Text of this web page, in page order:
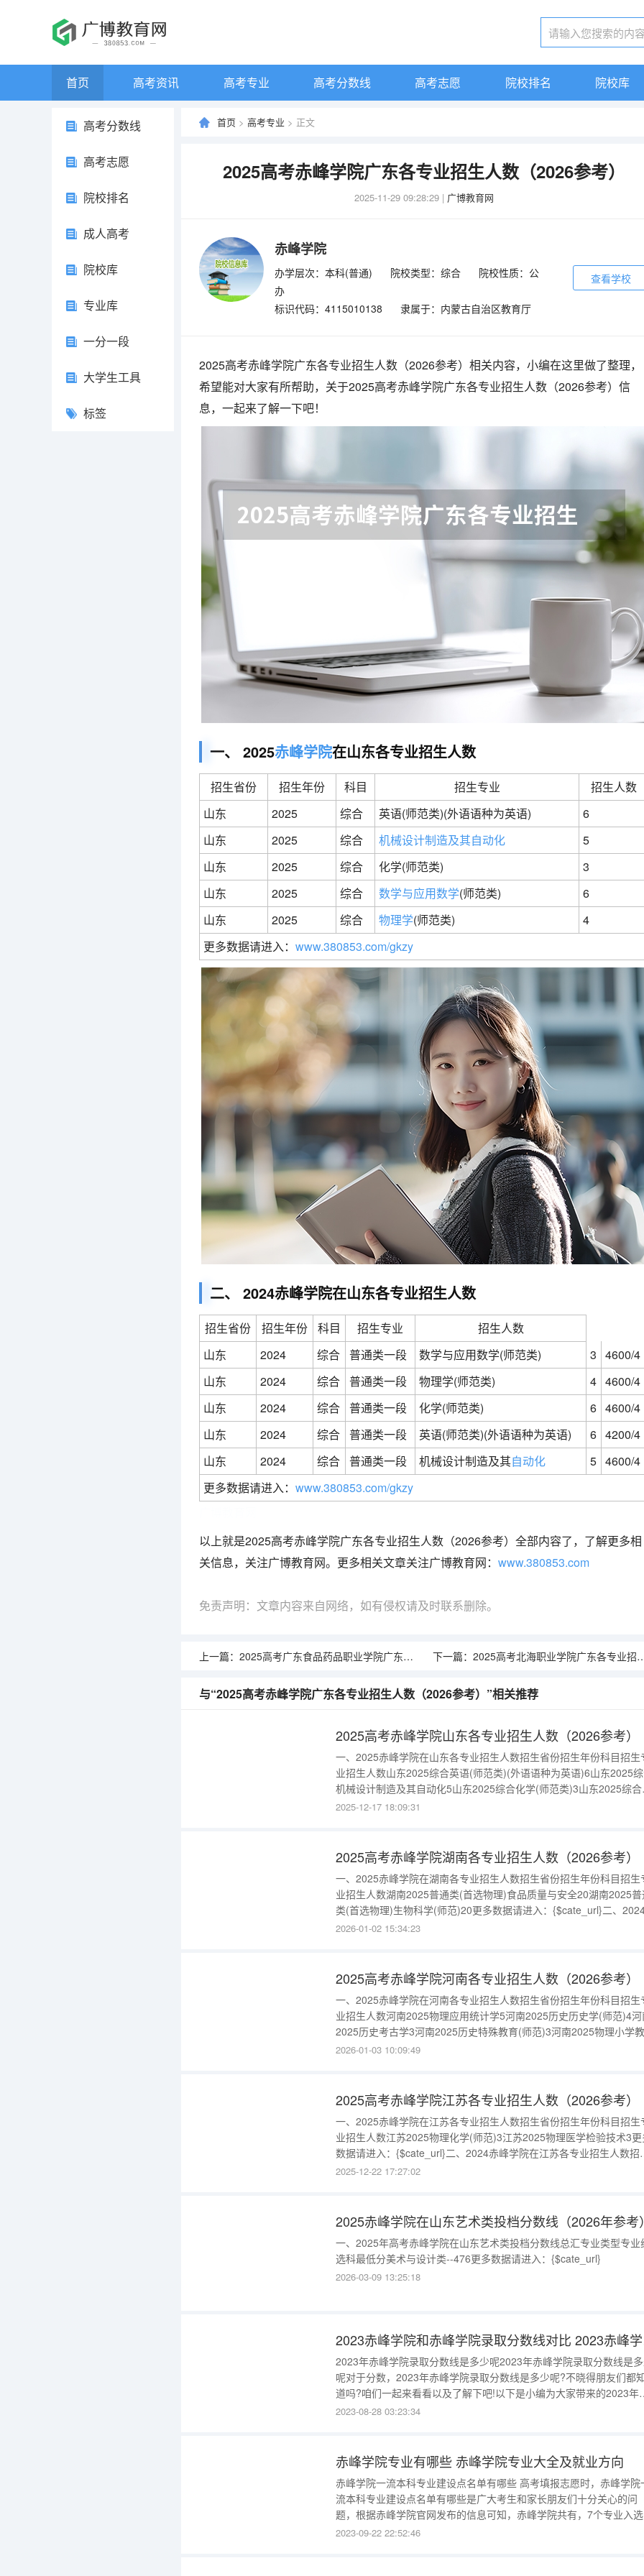
首页 高考资讯 高考专业 高考分数线 高考志愿 院校排名 院校库
高考分数线
高考志愿
院校排名
成人高考
院校库
专业库
一分一段
大学生工具
标签
首页 > 高考专业 > 正文
2025高考赤峰学院广东各专业招生人数（2026参考）
2025-11-29 09:28:29 | 广博教育网
赤峰学院
办学层次：本科(普通) 院校类型：综合
院校性质：公
办
标识代码：4115010138
隶属于：内蒙古自治区教育厅
查看学校
2025高考赤峰学院广东各专业招生人数（2026参考）相关内容，小编在这里做了整理，
希望能对大家有所帮助，关于2025高考赤峰学院广东各专业招生人数（2026参考）信
息，一起来了解一下吧！
一、 2025赤峰学院在山东各专业招生人数
招生省份 招生年份 科目 招生专业
招生人数
山东
2025 综合 英语(师范类)(外语语种为英语)
6
山东
2025 综合 机械设计制造及其自动化
5
山东
2025 综合 化学(师范类)
3
山东
2025 综合 数学与应用数学(师范类)
6
山东
2025 综合 物理学(师范类)
4
更多数据请进入： www.380853.com/gkzy
二、 2024赤峰学院在山东各专业招生人数
招生省份 招生年份 科目 招生专业
招生人数
山东
2024 综合 普通类一段 数学与应用数学(师范类) 3 4600/4
山东
2024 综合 普通类一段 物理学(师范类) 4 4600/4
山东
2024 综合 普通类一段 化学(师范类) 6 4600/4
山东
2024 综合 普通类一段 英语(师范类)(外语语种为英语) 6 4200/4
山东
2024 综合 普通类一段 机械设计制造及其自动化 5 4600/4
更多数据请进入： www.380853.com/gkzy
以上就是2025高考赤峰学院广东各专业招生人数（2026参考）全部内容了，了解更多相
关信息，关注广博教育网。更多相关文章关注广博教育网： www.380853.com
免责声明：文章内容来自网络，如有侵权请及时联系删除。
上一篇： 2025高考广东食品药品职业学院广东各专业招生人数（2026参考） 下一篇： 2025高考北海职业学院广东各专业招生人数（2026参考）
与“2025高考赤峰学院广东各专业招生人数（2026参考）”相关推荐
2025高考赤峰学院山东各专业招生人数（2026参考）
一、2025赤峰学院在山东各专业招生人数招生省份招生年份科目招生
业招生人数山东2025综合英语(师范类)(外语语种为英语)6山东2025
机械设计制造及其自动化5山东2025综合化学(师范类)3山东2025综合
学与应用数学(师范类)6山东2025综合物理学(师范类)4更多数据请进
2025-12-17 18:09:31
2025高考赤峰学院湖南各专业招生人数（2026参考）
一、2025赤峰学院在湖南各专业招生人数招生省份招生年份科目招生
业招生人数湖南2025普通类(首选物理)食品质量与安全20湖南2025普
类(首选物理)生物科学(师范)20更多数据请进入：{$cate_url}二、
峰学院在湖南各专业招生人数招生省份招生年份科目招生专业招生人数
2026-01-02 15:34:23
2025高考赤峰学院河南各专业招生人数（2026参考）
一、2025赤峰学院在河南各专业招生人数招生省份招生年份科目招生
业招生人数河南2025物理应用统计学5河南2025历史历史学(师范)4
2025历史考古学3河南2025历史特殊教育(师范)3河南2025物理小学
(师范)(数学与科学方向)3河南2025物理特殊教育(师范)3河南2025物理
2026-01-03 10:09:49
2025高考赤峰学院江苏各专业招生人数（2026参考）
一、2025赤峰学院在江苏各专业招生人数招生省份招生年份科目招生
业招生人数江苏2025物理化学(师范)3江苏2025物理医学检验技术3更
数据请进入：{$cate_url}二、2024赤峰学院在江苏各专业招生人数招
省份招生年份科目招生专业招生人数江苏2024物理本科批化学(师
2025-12-22 17:27:02
2025赤峰学院在山东艺术类投档分数线（2026年参考）
一、2025年高考赤峰学院在山东艺术类投档分数线总汇专业类型专业
选科最低分美术与设计类--476更多数据请进入：{$cate_url}
2026-03-09 13:25:18
2023年赤峰学院录取分数线是多少呢2023年赤峰学院录取分数线是
呢对于分数，2023年赤峰学院录取分数线是多少呢?不晓得朋友们都
道吗?咱们一起来看看以及了解下吧!以下是小编为大家带来的2023年
峰学院录取分数线是多少呢，希望您能喜欢!2023年赤峰学院录取分数
2023-08-28 03:23:34
赤峰学院专业有哪些 赤峰学院专业大全及就业方向
赤峰学院一流本科专业建设点名单有哪些 高考填报志愿时，赤峰学院一
流本科专业建设点名单有哪些是广大考生和家长朋友们十分关心的问
题，根据赤峰学院官网发布的信息可知，赤峰学院共有，7个专业入
自治区级一流本科专业建设点，具体名单如下，供大家参考：1、2019
2023-09-22 22:52:46